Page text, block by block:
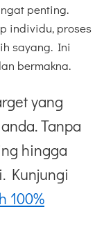
penting.
individu, proses
sayang. Ini
bermakna.
yang
Tanpa
hingga
Kunjungi
100%